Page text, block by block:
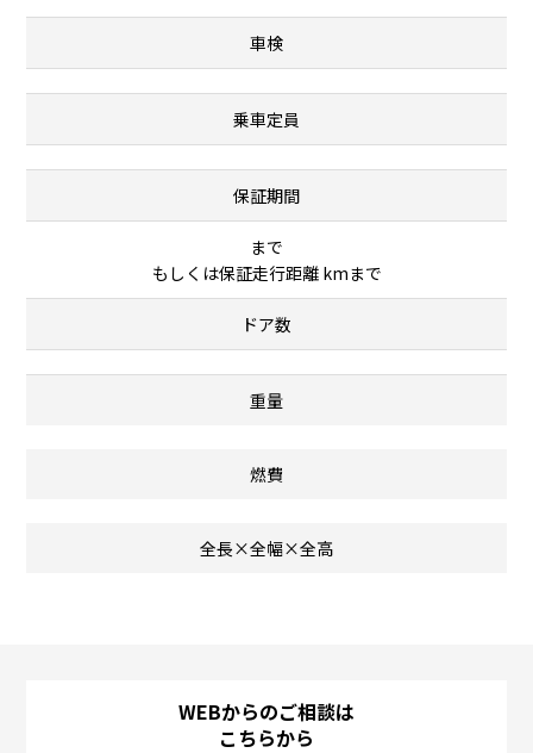
車検
乗車定員
保証期間
まで
もしくは保証走行距離 kmまで
ドア数
重量
燃費
全長×全幅×全高
WEBからのご相談は
こちらから